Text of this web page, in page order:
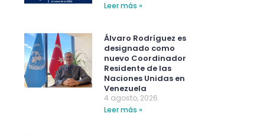
Leer más »
Álvaro Rodríguez es
designado como
nuevo Coordinador
Residente de las
Naciones Unidas en
Venezuela
4 agosto, 2026
Leer más »